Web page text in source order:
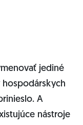
jediné
A
nástroje